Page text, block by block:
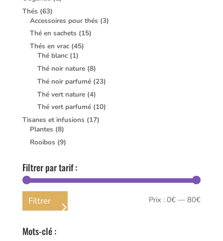
Thés (63)
Accessoires pour thés (3)
Thé en sachets (15)
Thés en vrac (45)
Thé blanc (1)
Thé noir nature (8)
Thé noir parfumé (23)
Thé vert nature (4)
Thé vert parfumé (10)
Tisanes et infusions (17)
Plantes (8)
Rooibos (9)
Filtrer par tarif :
Prix
Prix
Filtrer Prix :0€ —80€
Mots-clé :